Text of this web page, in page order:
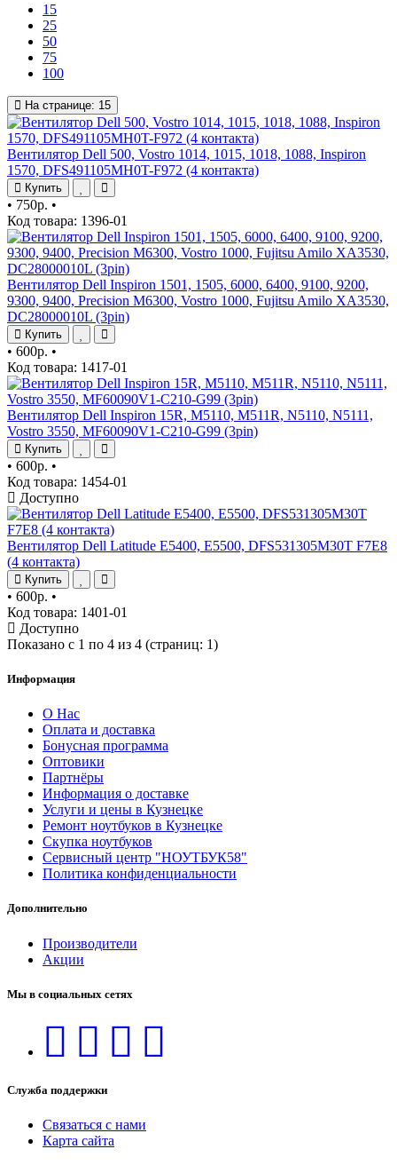
15
25
50
75
100
На странице: 15
Вентилятор Dell 500, Vostro 1014, 1015, 1018, 1088, Inspiron
1570, DFS491105MH0T-F972 (4 контакта)
Купить
• 750р. •
Код товара: 1396-01
Вентилятор Dell Inspiron 1501, 1505, 6000, 6400, 9100, 9200,
9300, 9400, Precision M6300, Vostro 1000, Fujitsu Amilo XA3530,
DC28000010L (3pin)
Купить
• 600р. •
Код товара: 1417-01
Вентилятор Dell Inspiron 15R, M5110, M511R, N5110, N5111,
Vostro 3550, MF60090V1-C210-G99 (3pin)
Купить
• 600р. •
Код товара: 1454-01
Доступно
Вентилятор Dell Latitude E5400, E5500, DFS531305M30T F7E8
(4 контакта)
Купить
• 600р. •
Код товара: 1401-01
Доступно
Показано с 1 по 4 из 4 (страниц: 1)
Информация
О Нас
Оплата и доставка
Бонусная программа
Оптовики
Партнёры
Информация о доставке
Услуги и цены в Кузнецке
Ремонт ноутбуков в Кузнецке
Скупка ноутбуков
Сервисный центр "НОУТБУК58"
Политика конфиденциальности
Дополнительно
Производители
Акции
Мы в социальных сетях
Служба поддержки
Связаться с нами
Карта сайта